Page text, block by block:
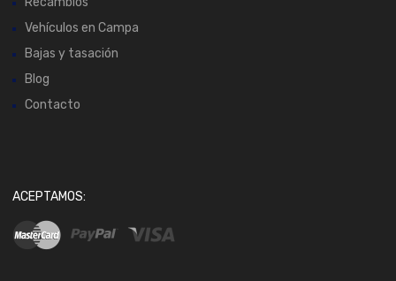
Vehículos en Campa
Bajas y tasación
Blog
Contacto
ACEPTAMOS: